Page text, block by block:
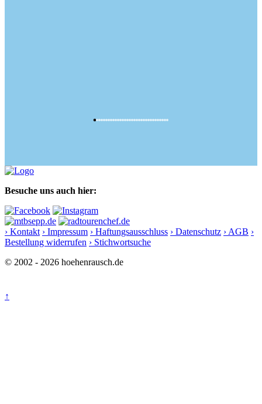
Besuche uns auch hier:
› Kontakt › Impressum › Haftungsausschluss › Datenschutz › AGB ›
Bestellung widerrufen › Stichwortsuche
© 2002 - 2026 hoehenrausch.de
↑